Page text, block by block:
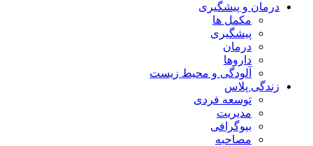
درمان و پیشگیری
مکمل ها
پیشگیری
درمان
داروها
آلودگی و محیط زیست
زندگی پلاس
توسعه فردی
مدیریت
بیوگرافی
مصاحبه